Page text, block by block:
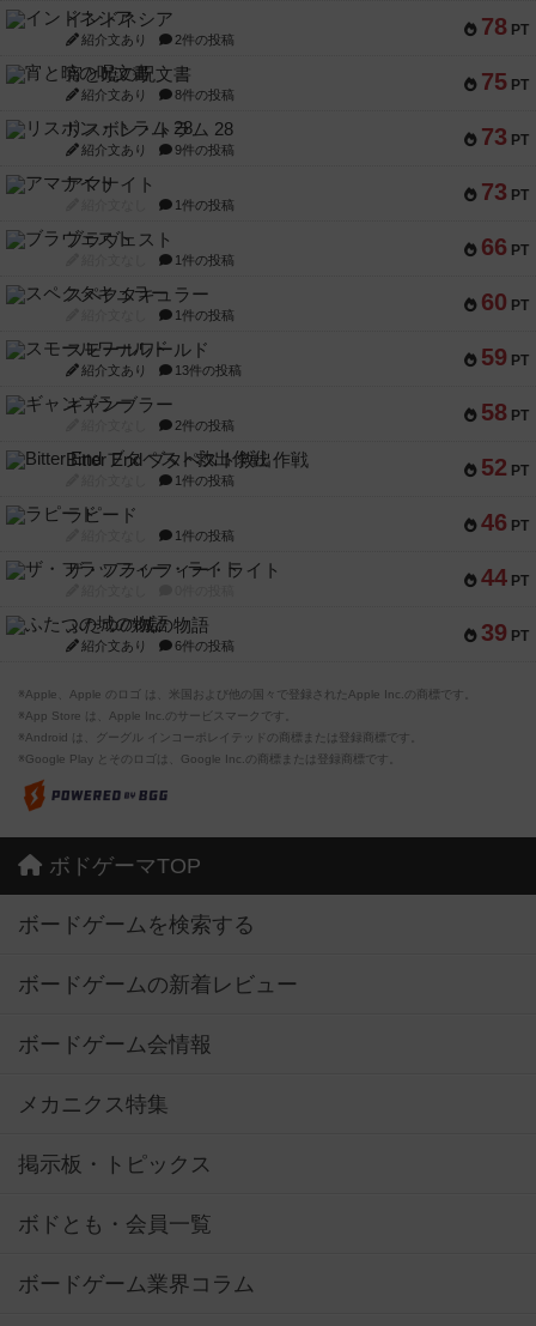
78 PT
インドネシア
紹介文あり 2件の投稿
75 PT
宵と暁の呪文書
紹介文あり 8件の投稿
73 PT
リスボン・トラム 28
紹介文あり 9件の投稿
73 PT
アマナイト
1件の投稿
66 PT
ブラヴェスト
1件の投稿
60 PT
スペクタキュラー
1件の投稿
59 PT
スモールワールド
紹介文あり 13件の投稿
58 PT
ギャンブラー
2件の投稿
52 PT
Bitter End ブタペスト救出作戦
1件の投稿
46 PT
ラピード
1件の投稿
44 PT
ザ・フラッフィー・ライト
39 PT
ふたつの城の物語
紹介文あり 6件の投稿
※Apple、Apple のロゴ は、米国および他の国々で登録されたApple Inc.の商標です。
※App Store は、Apple Inc.のサービスマークです。
※Android は、グーグル インコーポレイテッドの商標または登録商標です。
※Google Play とそのロゴは、Google Inc.の商標または登録商標です。
ボドゲーマTOP
ボードゲームを検索する
ボードゲームの新着レビュー
ボードゲーム会情報
メカニクス特集
掲示板・トピックス
ボドとも・会員一覧
ボードゲーム業界コラム